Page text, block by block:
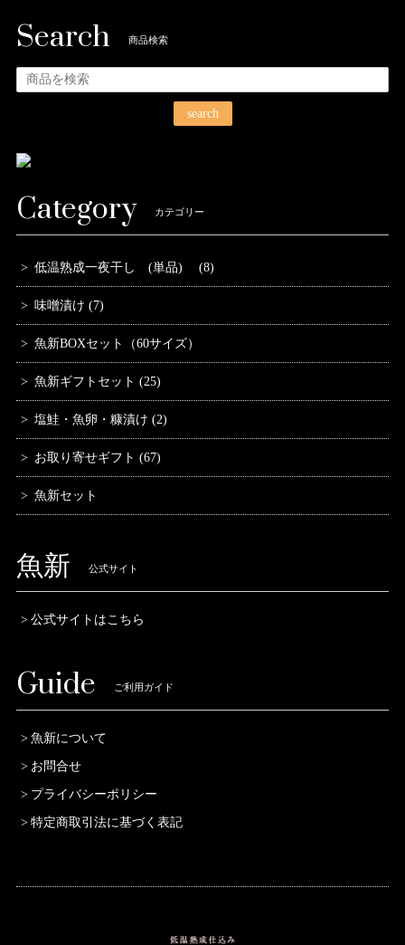
Search 商品検索
search
Category カテゴリー
低温熟成一夜干し (単品) (8)
味噌漬け (7)
魚新BOXセット（60サイズ）
魚新ギフトセット (25)
塩鮭・魚卵・糠漬け (2)
お取り寄せギフト (67)
魚新セット
魚新 公式サイト
公式サイトはこちら
Guide ご利用ガイド
魚新について
お問合せ
プライバシーポリシー
特定商取引法に基づく表記